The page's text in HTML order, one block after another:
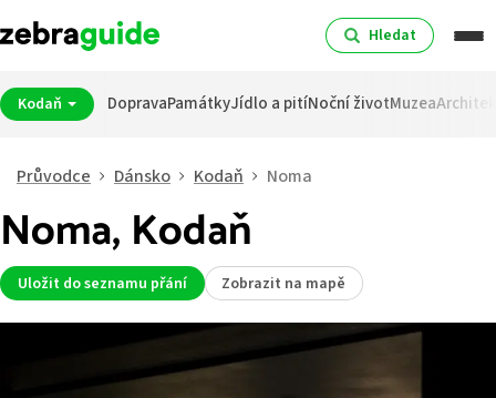
Hledat
Kodaň DopravaPamátkyJídlo a pitíNoční životMuzea
Průvodce Dánsko Kodaň Noma
Noma, Kodaň
Uložit do seznamu přání Zobrazit na mapě